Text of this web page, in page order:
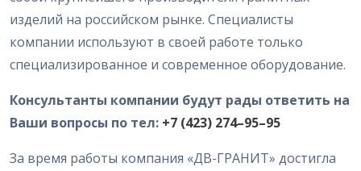
изделий на российском рынке. Специалисты
компании используют в своей работе только
специализированное и современное оборудование.
Консультанты компании будут рады ответить на
Ваши вопросы по тел: +7 (423) 274–95–95
За время работы компания «ДВ-ГРАНИТ» достигла